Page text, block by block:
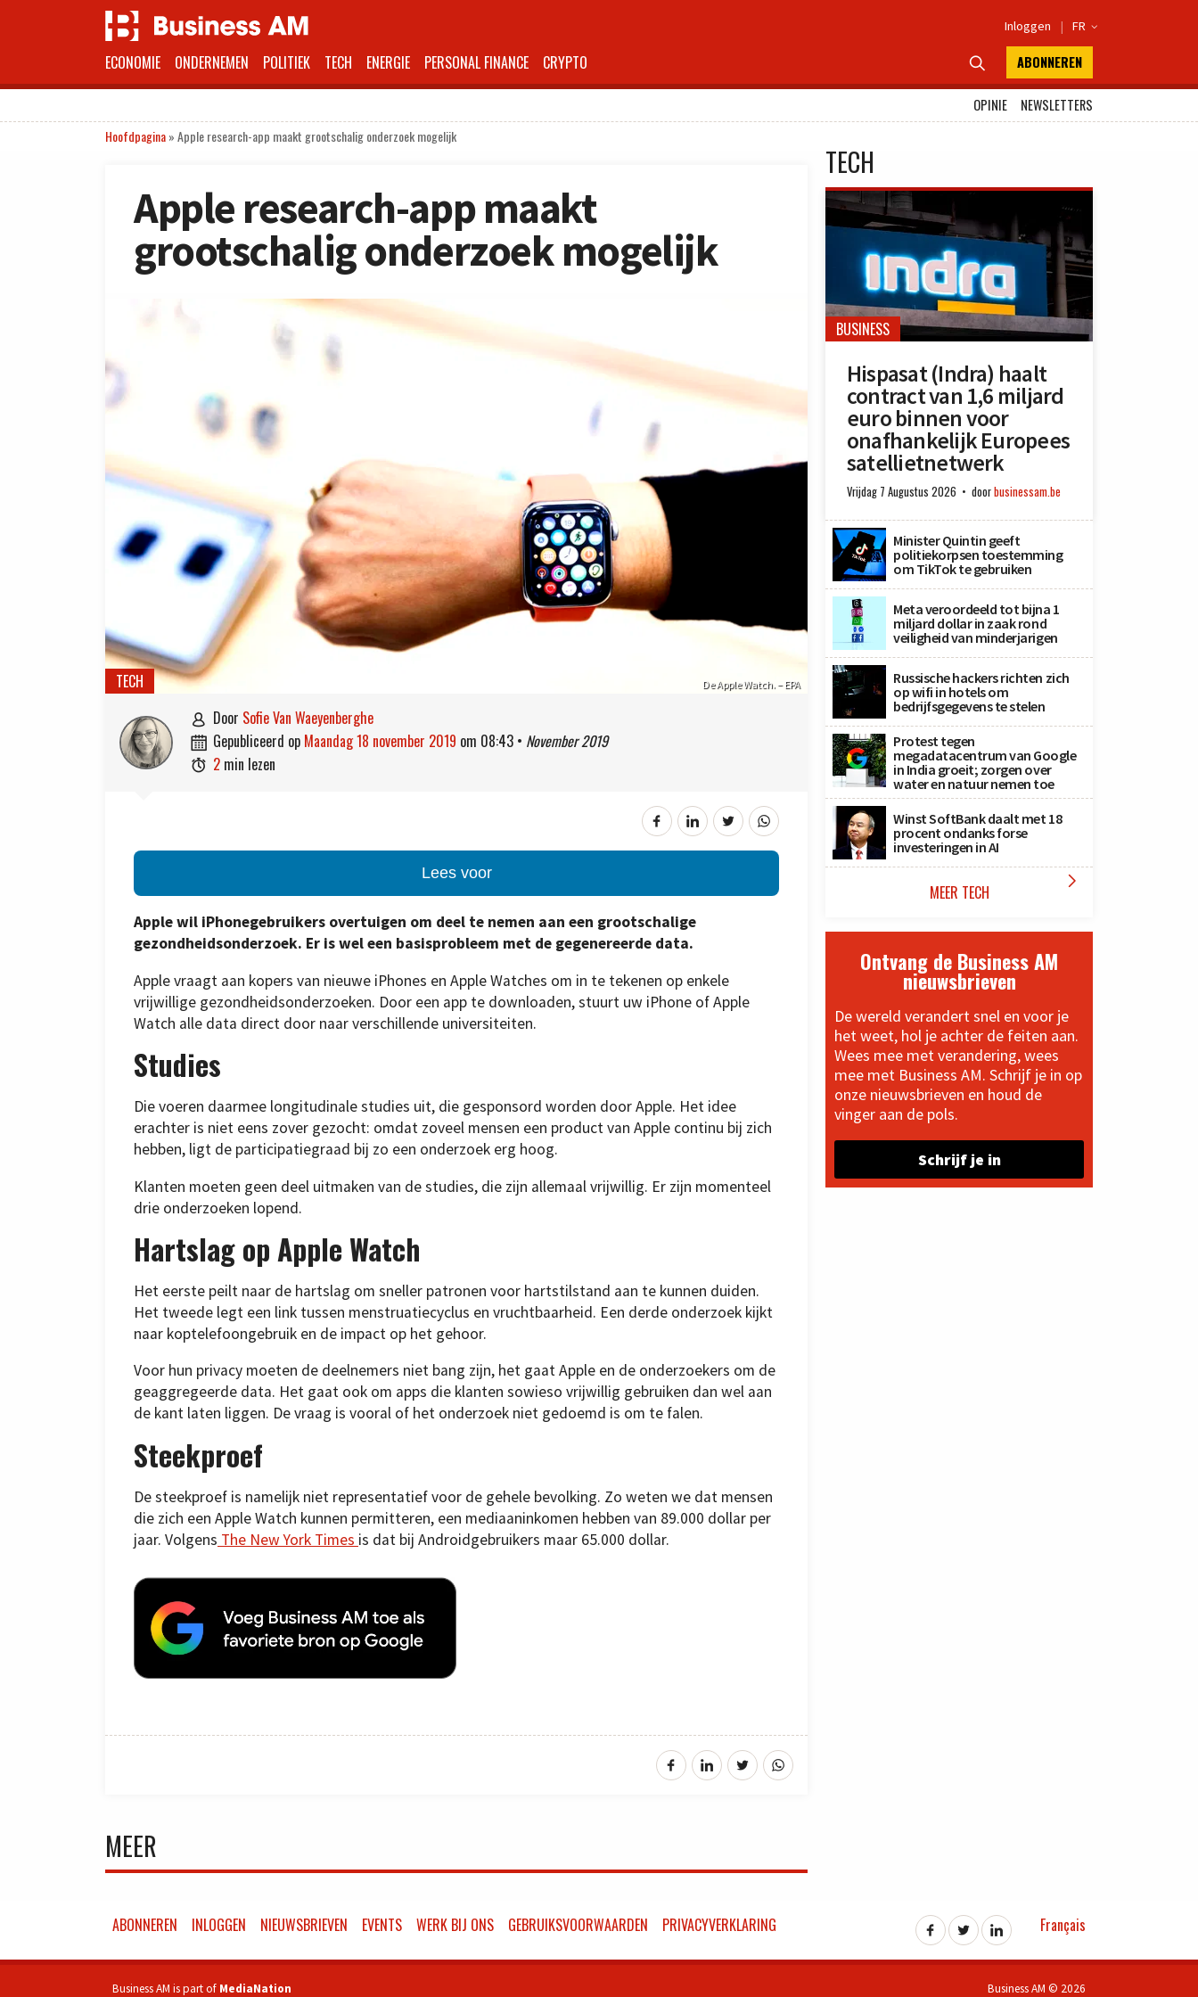
Inloggen | FR 
ECONOMIE ONDERNEMEN POLITIEK TECH ENERGIE PERSONAL FINANCE CRYPTO  ABONNEREN
OPINIE
NEWSLETTERS
Hoofdpagina»Apple research-app maakt grootschalig onderzoek mogelijk
Apple research-app maakt
grootschalig onderzoek mogelijk
De Apple Watch. – EPA
TECH
 door Sofie Van Waeyenberghe
 gepubliceerd op maandag 18 november 2019 om 08:43 • November 2019
 2 min lezen
Lees voor
Apple wil iPhonegebruikers overtuigen om deel te nemen aan een grootschalige
gezondheidsonderzoek. Er is wel een basisprobleem met de gegenereerde data.
Apple vraagt aan kopers van nieuwe iPhones en Apple Watches om in te tekenen op enkele
vrijwillige gezondheidsonderzoeken. Door een app te downloaden, stuurt uw iPhone of Apple
Watch alle data direct door naar verschillende universiteiten.
Studies
Die voeren daarmee longitudinale studies uit, die gesponsord worden door Apple. Het idee
erachter is niet eens zover gezocht: omdat zoveel mensen een product van Apple continu bij zich
hebben, ligt de participatiegraad bij zo een onderzoek erg hoog.
Klanten moeten geen deel uitmaken van de studies, die zijn allemaal vrijwillig. Er zijn momenteel
drie onderzoeken lopend.
Hartslag op Apple Watch
Het eerste peilt naar de hartslag om sneller patronen voor hartstilstand aan te kunnen duiden.
Het tweede legt een link tussen menstruatiecyclus en vruchtbaarheid. Een derde onderzoek kijkt
naar koptelefoongebruik en de impact op het gehoor.
Voor hun privacy moeten de deelnemers niet bang zijn, het gaat Apple en de onderzoekers om de
geaggregeerde data. Het gaat ook om apps die klanten sowieso vrijwillig gebruiken dan wel aan
de kant laten liggen. De vraag is vooral of het onderzoek niet gedoemd is om te falen.
Steekproef
De steekproef is namelijk niet representatief voor de gehele bevolking. Zo weten we dat mensen
die zich een Apple Watch kunnen permitteren, een mediaaninkomen hebben van 89.000 dollar per
jaar. Volgens The New York Times is dat bij Androidgebruikers maar 65.000 dollar.
MEER
TECH
BUSINESS
Hispasat (Indra) haalt
contract van 1,6 miljard
euro binnen voor
onafhankelijk Europees
satellietnetwerk
Vrijdag 7 Augustus 2026 doorbusinessam.be
Minister Quintin geeft
politiekorpsen toestemming
om TikTok te gebruiken
Meta veroordeeld tot bijna 1
miljard dollar in zaak rond
veiligheid van minderjarigen
Russische hackers richten zich
op wifi in hotels om
bedrijfsgegevens te stelen
Protest tegen
megadatacentrum van Google
in India groeit; zorgen over
water en natuur nemen toe
Winst SoftBank daalt met 18
procent ondanks forse
investeringen in AI
MEER TECH 
Ontvang de Business AM
nieuwsbrieven
De wereld verandert snel en voor je
het weet, hol je achter de feiten aan.
Wees mee met verandering, wees
mee met Business AM. Schrijf je in op
onze nieuwsbrieven en houd de
vinger aan de pols.
Schrijf je in
ABONNEREN INLOGGEN NIEUWSBRIEVEN EVENTS WERK BIJ ONS GEBRUIKSVOORWAARDEN PRIVACYVERKLARING Français
Business AM is part of MediaNation Business AM © 2026